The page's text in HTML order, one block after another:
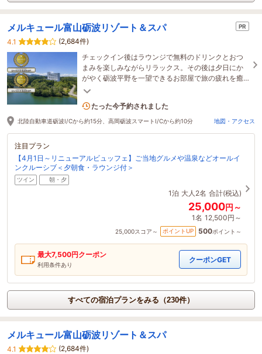
メルキュール富山砺波リゾート＆スパ PR
4.1
(2,684件)
チェックイン後はラウンジで無料のドリンクとおつ
まみを楽しみながらリラックス。その後は夕日にか
がやく砺波平野を一望できるお部屋で旅の疲れを癒
す素敵な時間をお過ごし下さい。
たった今予約されました
北陸自動車道砺波I/Cから約15分、高岡砺波スマートI/Cから約10分 地図・アクセス
注目プラン
【4月1日～リニューアルビュッフェ】ご当地グルメや温泉などオールイ
ンクルーシブ＜夕朝食・ラウンジ付＞
ツイン 朝・夕
1泊 大人2名 合計(税込)
25,000円～
1名 12,500円～
25,000スコア～ ポイントUP 500ポイント～
最大7,500円クーポン
利用条件あり
クーポンGET
すべての宿泊プランをみる（230件）
メルキュール富山砺波リゾート＆スパ
4.1
(2,684件)